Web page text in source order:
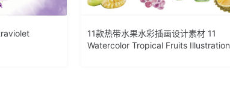
11款热带水果水彩插画设计素材 11
Watercolor Tropical Fruits Illustration